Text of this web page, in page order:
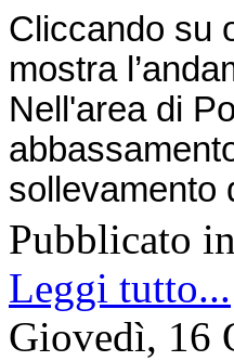
Cliccando su
mostra
Nell'area di
sollevamento
Pubblicato in
Leggi tutto...
Giovedì, 16